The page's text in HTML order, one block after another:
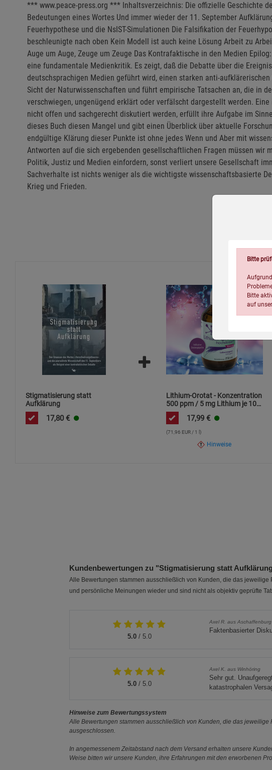
*** www.peace-press.org *** Inhaltsverzeichnis: Die offizielle Geschichte
Bedeutungen eines Wortes Und immer wieder der 11. September
Feuerhypothese und die NsIST-Simulationen Die Falsifikation der
beschleunigte nach oben Kein Modell ist auch keine Lösung Arbeit zu
Auge um Auge, Zeuge um Zeuge Das Kontrafaktische in den Medien
eine fundamentale Medienkritik. Es zeigt, daß die Debatte über die
deutschsprachigen Medien geführt wird, einen starken anti-
Sicht der Naturwissenschaften und führt empirische Tatsachen an, die in
verschwiegen, ungenügend erklärt oder verfälscht dargestellt werden.
nicht offen und sachgerecht diskutiert werden, erfüllt ihre Aufgabe im
dieses Buch diesen Mangel und gibt einen Überblick über aktuelle
endgültige Klärung dieser Punkte ist ohne jedes Wenn und Aber mit
Antworten auf die sich ergebenden gesellschaftlichen Fragen müssen wir
Politik, Justiz und Medien einfordern, sonst verliert unsere Gesellschaft
Sachverhalte ist nichts weniger als die wichtigste wissenschaftsbasierte
Krieg und Frieden.
Stigmatisierung statt
Aufklärung
17,80 €
Lithium-Orotat - Konzentration
500 ppm / 5 mg Lithium je 10
ml / hochdosiert
17,99 €
(71,96 EUR / 1 l)
Hinweise
Kundenbewertungen zu "Stigmatisierung statt
Alle Bewertungen stammen ausschließlich von Kunden, die das
und persönliche Meinungen wieder und sind nicht als objektiv geprüfte
5.0/ 5.0
Axel R. aus Aschaffenburg
Faktenbasierter
5.0/ 5.0
Axel K. aus Winhöring
Sehr gut.
katastrophalen
Hinweise zum Bewertungssystem
Alle Bewertungen stammen ausschließlich von Kunden, die das
ausgeschlossen.
In angemessenem Zeitabstand nach dem Versand erhalten unsere
Weise bitten wir unsere Kunden, ihre Erfahrungen mit den erworbenen
Bitte
Bitte
auf